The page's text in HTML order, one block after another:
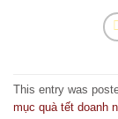
This entry was
mục quà tết doanh